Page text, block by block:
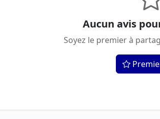
Aucun avis
Soyez le premier à